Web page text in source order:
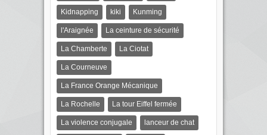
Kidnapping kiki Kunming
l'Araignée La ceinture de sécurité
La Chamberte La Ciotat
La Courneuve
La France Orange Mécanique
La Rochelle La tour Eiffel fermée
La violence conjugale lanceur de chat